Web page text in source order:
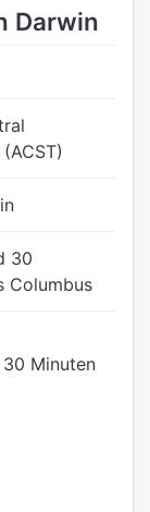
Darwin
30
Columbus
Minuten